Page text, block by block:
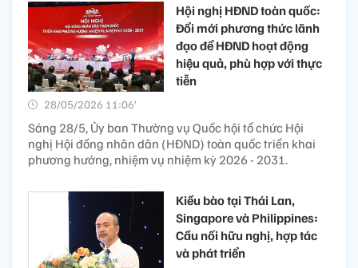
Hội nghị HĐND toàn quốc:
Đổi mới phương thức lãnh
đạo để HĐND hoạt động
hiệu quả, phù hợp với thực
tiễn
28/05/2026 11:06’
Sáng 28/5, Ủy ban Thường vụ Quốc hội tổ chức Hội
nghị Hội đồng nhân dân (HĐND) toàn quốc triển khai
phương hướng, nhiệm vụ nhiệm kỳ 2026 - 2031.
Kiều bào tại Thái Lan,
Singapore và Philippines:
Cầu nối hữu nghị, hợp tác
và phát triển